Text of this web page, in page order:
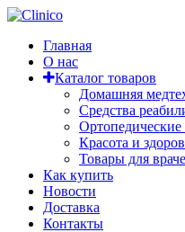
Главная
О нас
Каталог товаров
Домашняя
Средства
Ортопедические
Красота и
Товары для
Как купить
Новости
Доставка
Контакты